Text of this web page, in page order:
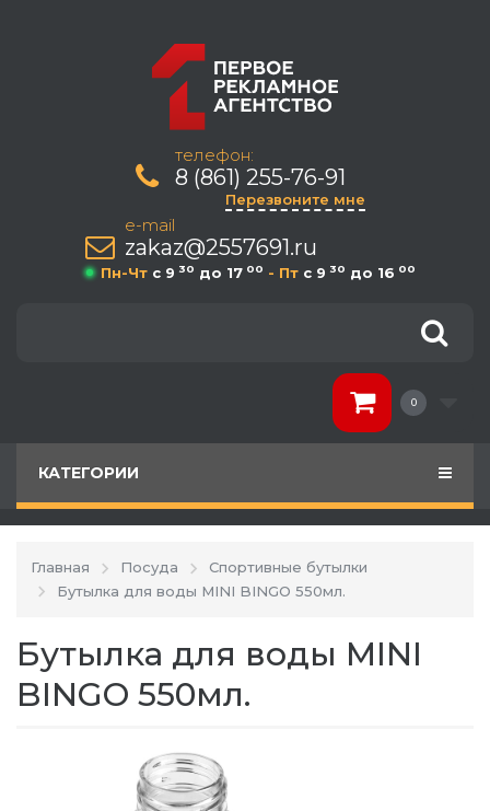
телефон:
8 (861) 255-76-91
Перезвоните мне
e-mail
zakaz@2557691.ru
Пн-Чт c 9 30 до 17 00 - Пт c 9 30 до 16 00
0
КАТЕГОРИИ
Главная Посуда
Спортивные бутылки
Бутылка для воды MINI BINGO 550мл.
Бутылка для воды MINI
BINGO 550мл.